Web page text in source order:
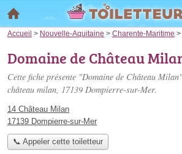
Accueil > Nouvelle-Aquitaine > Charente-Maritime >
Domaine de Château
Cette fiche présente "Domaine de Château
château milan, 17139 Dompierre-sur-Mer.
14 Château Milan
17139 Dompierre-sur-Mer
📞 Appeler cette toiletteur